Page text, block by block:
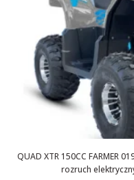
QUAD XTR 150CC FARMER
rozruch